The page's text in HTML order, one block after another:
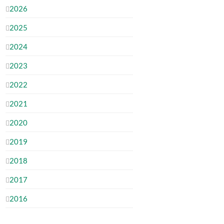
2026
2025
2024
2023
2022
2021
2020
2019
2018
2017
2016